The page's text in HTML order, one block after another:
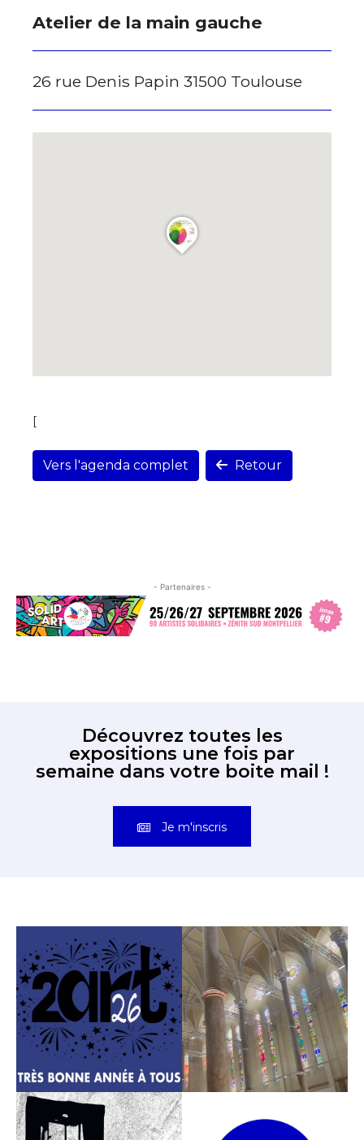
Atelier de la main gauche
26 rue Denis Papin 31500 Toulouse
[
Vers l'agenda complet Retour
- Partenaires -
Découvrez toutes les
expositions une fois par
semaine dans votre boite mail !
Je m'inscris